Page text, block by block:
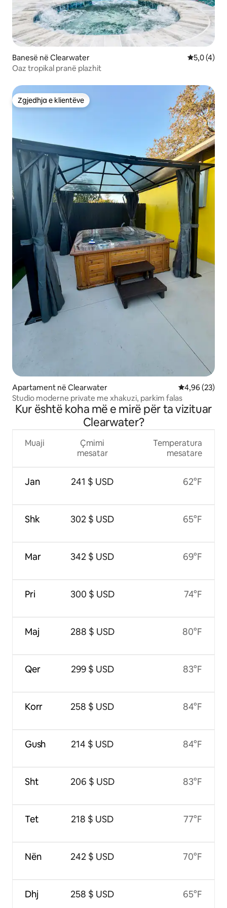
Banesë në Clearwater Vlerësimi
5,0 (4)
Oaz tropikal pranë plazhit
Zgjedhja e klientëve
Zgjedhja e klientëve
Apartament në Clearwater Vlerësimi
4,96 (23)
Studio moderne private me xhakuzi, parkim falas
Kur është koha më e mirë për ta vizituar
Clearwater?
Muaji
Jan
Shk
Mar
Pri
Maj
Qer
Korr
Gush
Sht
Tet
Nën
Dhj
Çmimi
mesatar
241 $ USD
302 $ USD
342 $ USD
300 $ USD
288 $ USD
299 $ USD
258 $ USD
214 $ USD
206 $ USD
218 $ USD
242 $ USD
258 $ USD
Temperatura
mesatare
62°F
65°F
69°F
74°F
80°F
83°F
84°F
84°F
83°F
77°F
70°F
65°F